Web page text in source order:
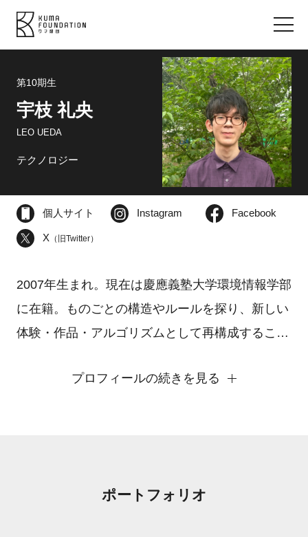
第10期生
宇枝 礼央
LEO UEDA
テクノロジー
個人サイト Instagram Facebook
X（旧Twitter）
2007年生まれ。現在は慶應義塾大学環境情報学部
に在籍。ものごとの構造やルールを探り、新しい
体験・作品・アルゴリズムとして再構成すること
とをテーマにしたゲーム作品の制作や、脳の活
プロフィールの続きを見る
ポートフォリオ